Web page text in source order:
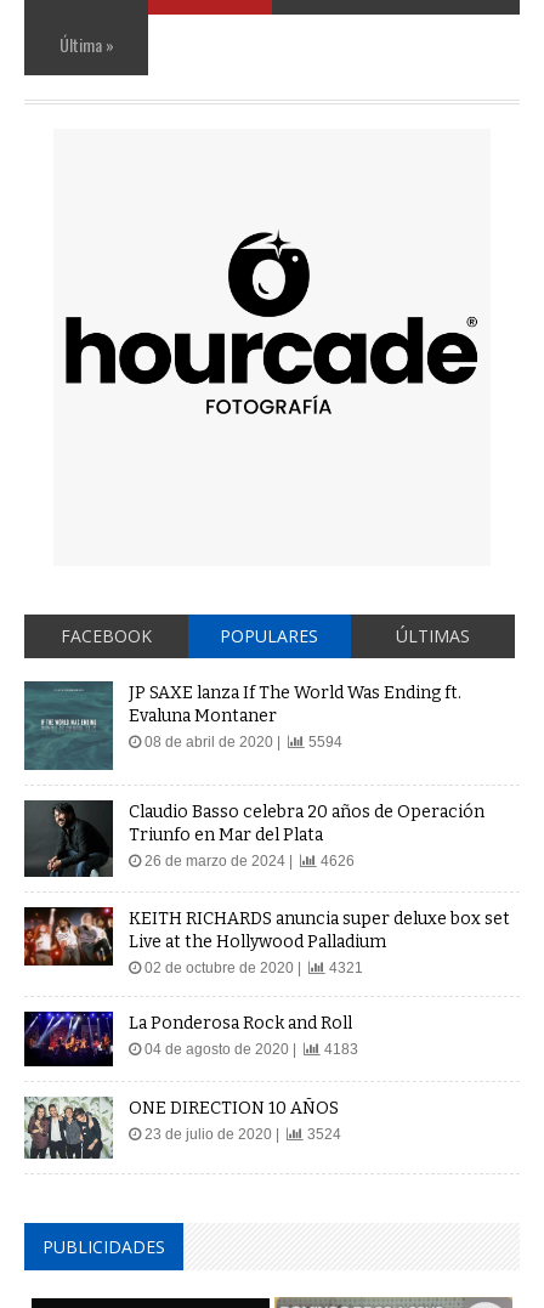
Última »
FACEBOOK POPULARES ÚLTIMAS
JP SAXE lanza If The World Was Ending ft.
Evaluna Montaner
08 de abril de 2020 | 5594
Claudio Basso celebra 20 años de Operación
Triunfo en Mar del Plata
26 de marzo de 2024 | 4626
KEITH RICHARDS anuncia super deluxe box set
Live at the Hollywood Palladium
02 de octubre de 2020 | 4321
La Ponderosa Rock and Roll
04 de agosto de 2020 | 4183
ONE DIRECTION 10 AÑOS
23 de julio de 2020 | 3524
PUBLICIDADES